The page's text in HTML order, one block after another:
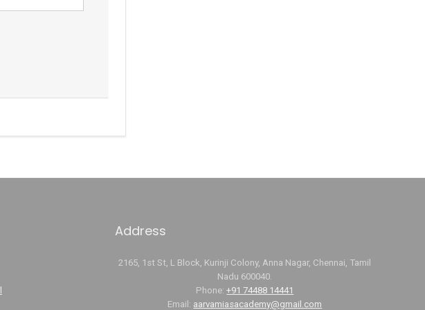
Address
2165, 1st St, L Block, Kurinji Colony, Anna Nagar, Chennai, Tamil
Nadu 600040.
Phone:+91 74488 14441
Email: aarvamiasacademy@gmail.com